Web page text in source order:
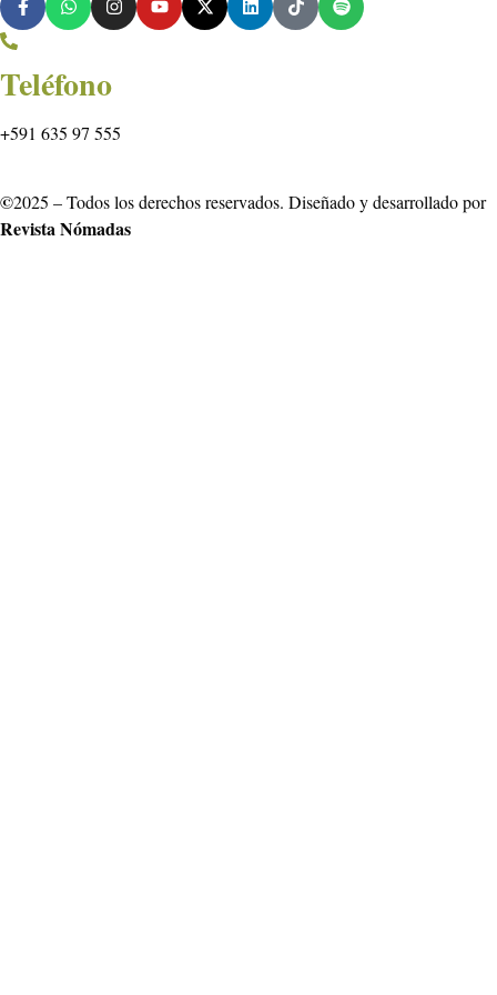
Teléfono
+591 635 97 555
©2025 – Todos los derechos reservados. Diseñado y desarrollado por
Revista Nómadas